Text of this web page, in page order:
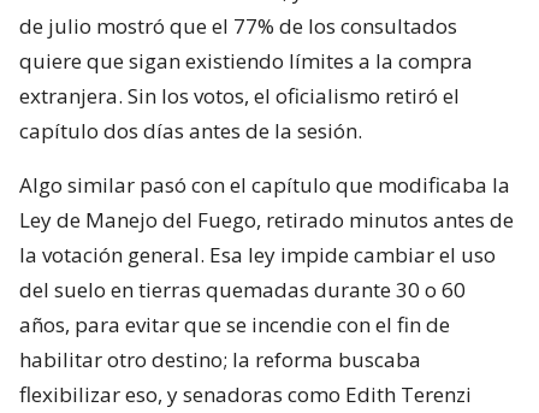
de julio mostró que el 77% de los consultados
quiere que sigan existiendo límites a la compra
extranjera. Sin los votos, el oficialismo retiró el
capítulo dos días antes de la sesión.
Algo similar pasó con el capítulo que modificaba la
Ley de Manejo del Fuego, retirado minutos antes de
la votación general. Esa ley impide cambiar el uso
del suelo en tierras quemadas durante 30 o 60
años, para evitar que se incendie con el fin de
habilitar otro destino; la reforma buscaba
flexibilizar eso, y senadoras como Edith Terenzi